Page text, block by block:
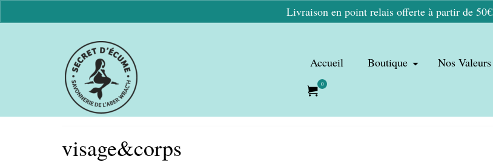
Livraison en point relais offerte à partir de 50€
Accueil Boutique Nos Valeurs
0
visage&corps